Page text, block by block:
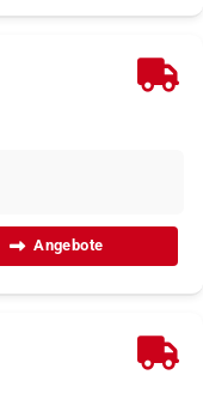
Angebote